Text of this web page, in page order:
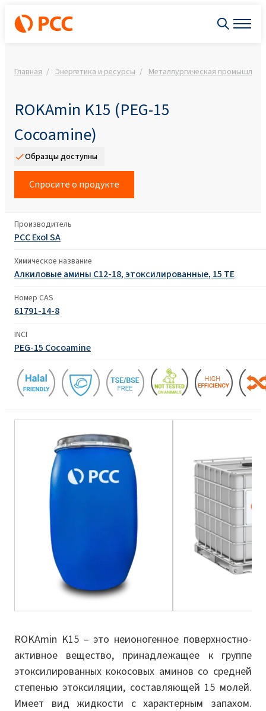
Главная Энергетика и ресурсы Металлургическая
ROKAmin K15 (PEG-15
Cocoamine)
Образцы доступны
Спросите о продукте
Производитель
PCC Exol SA
Химическое название
Алкиловые амины С12-18, этоксилированные, 15 TE
Номер CAS
61791-14-8
INCI
PEG-15 Cocoamine
ROKAmin K15 – это неионогенное поверхностно-
активное вещество, принадлежащее к группе
этоксилированных кокосовых аминов со средней
степенью этоксиляции, составляющей 15 молей.
Имеет вид жидкости с характерным запахом.